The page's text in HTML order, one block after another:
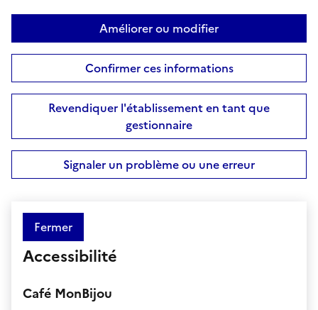
Améliorer ou modifier
Confirmer ces informations
Revendiquer l'établissement en tant que
gestionnaire
Signaler un problème ou une erreur
Fermer
Accessibilité
Café MonBijou